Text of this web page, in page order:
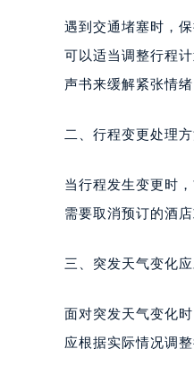
遇到交通堵塞时，
可以适当调整行程
声书来缓解紧张情绪
二、行程变更处理
当行程发生变更时
需要取消预订的酒
三、突发天气变化
面对突发天气变化
应根据实际情况调